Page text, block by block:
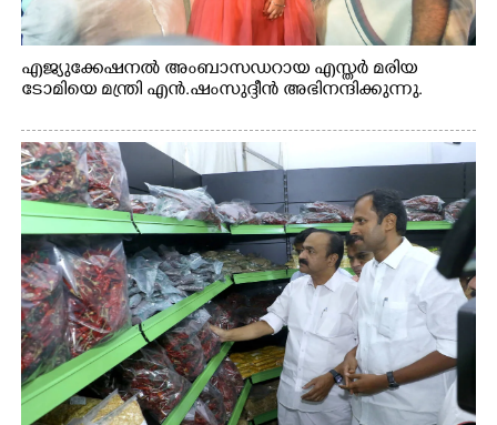
എജ്യുക്കേഷനൽ അംബാസഡറായ എസ്തർ മരിയ
ടോമിയെ മന്ത്രി എൻ.ഷംസുദ്ദീൻ അഭിനന്ദിക്കുന്നു.